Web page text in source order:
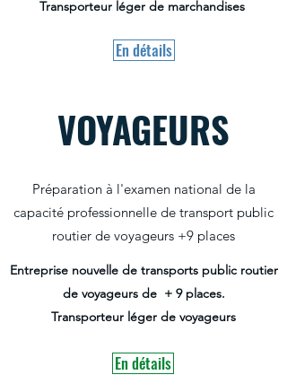
Transporteur léger de marchandises
En détails
VOYAGEURS
Préparation à l'examen national de la
capacité professionnelle de transport public
routier de voyageurs +9 places
Entreprise nouvelle de transports public routier
de voyageurs de + 9 places.
Transporteur léger de voyageurs
En détails